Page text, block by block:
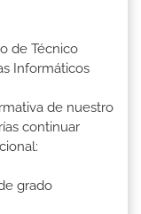
de Técnico
Informáticos
de nuestro
continuar
grado